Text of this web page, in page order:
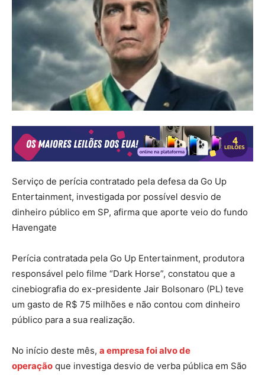
Serviço de perícia contratado pela defesa da Go Up
Entertainment, investigada por possível desvio de
dinheiro público em SP, afirma que aporte veio do fundo
Havengate
Perícia contratada pela Go Up Entertainment, produtora
responsável pelo filme “Dark Horse”, constatou que a
cinebiografia do ex-presidente Jair Bolsonaro (PL) teve
um gasto de R$ 75 milhões e não contou com dinheiro
público para a sua realização.
No início deste mês, a empresa foi alvo de
operação que investiga desvio de verba pública em São